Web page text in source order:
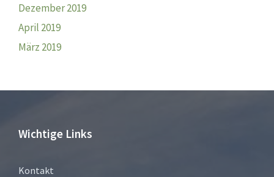
Dezember 2019
April 2019
März 2019
Wichtige Links
Kontakt